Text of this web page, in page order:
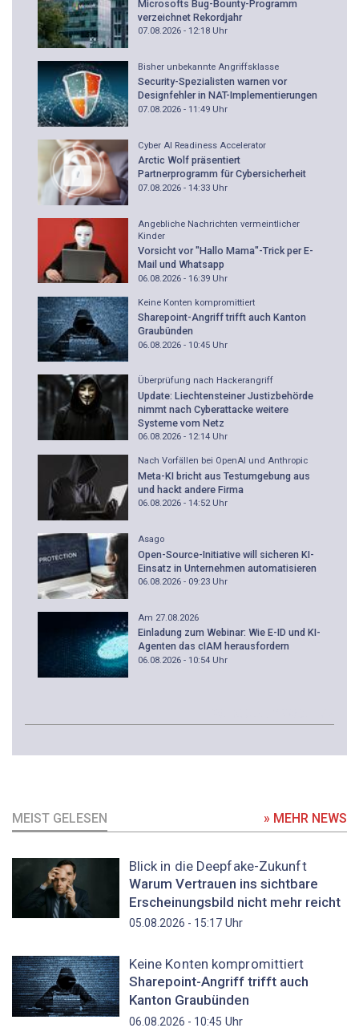
Microsofts Bug-Bounty-Programm
verzeichnet Rekordjahr
07.08.2026 - 12:18 Uhr
Bisher unbekannte Angriffsklasse
Security-Spezialisten warnen vor
Designfehler in NAT-Implementierungen
07.08.2026 - 11:49 Uhr
Cyber AI Readiness Accelerator
Arctic Wolf präsentiert
Partnerprogramm für Cybersicherheit
07.08.2026 - 14:33 Uhr
Angebliche Nachrichten vermeintlicher
Kinder
Vorsicht vor "Hallo Mama"-Trick per E-
Mail und Whatsapp
06.08.2026 - 16:39 Uhr
Keine Konten kompromittiert
Sharepoint-Angriff trifft auch Kanton
Graubünden
06.08.2026 - 10:45 Uhr
Überprüfung nach Hackerangriff
Update: Liechtensteiner Justizbehörde
nimmt nach Cyberattacke weitere
Systeme vom Netz
06.08.2026 - 12:14 Uhr
Nach Vorfällen bei OpenAI und Anthropic
Meta-KI bricht aus Testumgebung aus
und hackt andere Firma
06.08.2026 - 14:52Uhr
Asago
Open-Source-Initiative will sicheren KI-
Einsatz in Unternehmen automatisieren
06.08.2026 - 09:23 Uhr
Am 27.08.2026
Einladung zum Webinar: Wie E-ID und KI-
Agenten das cIAM herausfordern
06.08.2026 - 10:54 Uhr
MEIST GELESEN » MEHR NEWS
Blick in die Deepfake-Zukunft
Warum Vertrauen ins sichtbare
Erscheinungsbild nicht mehr reicht
05.08.2026 - 15:17Uhr
Keine Konten kompromittiert
Sharepoint-Angriff trifft auch
Kanton Graubünden
06.08.2026 - 10:45 Uhr